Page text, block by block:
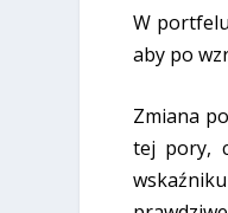
W
aby po
Zmiana
tej pory,